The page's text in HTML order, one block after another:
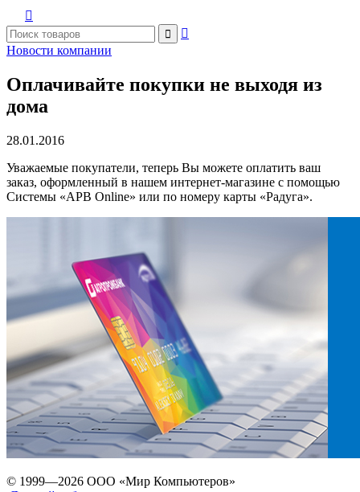



Новости компании
Оплачивайте покупки не выходя из
дома
28.01.2016
Уважаемые покупатели, теперь Вы можете оплатить ваш
заказ, оформленный в нашем интернет-магазине с помощью
Системы «APB Online» или по номеру карты «Радуга».
© 1999—2026 ООО «Мир Компьютеров»